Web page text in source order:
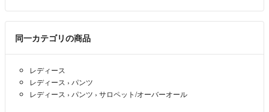
同一カテゴリの商品
レディース
レディース › パンツ
レディース › パンツ › サロペット/オーバーオール